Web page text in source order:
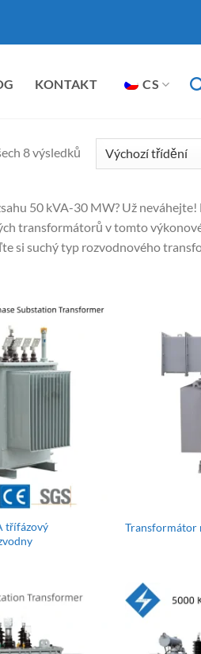
KONTAKT CS
8 výsledků
50 kVA-30 MW? Už neváhejte!
transformátorů v tomto
si suchý typ rozvodnového
třífázový
Transformátor